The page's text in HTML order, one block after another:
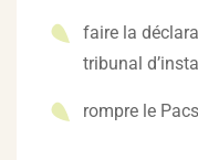
faire la
tribunal
rompre le